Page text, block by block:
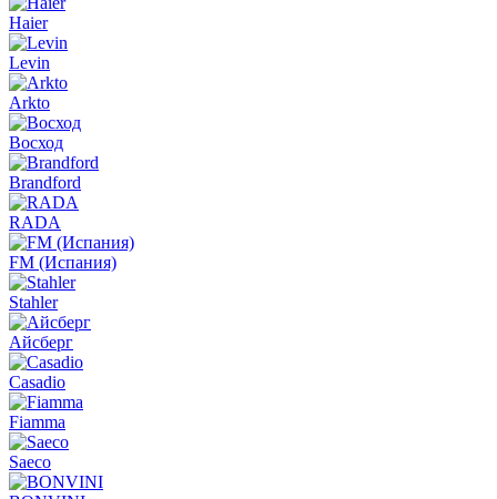
Haier
Levin
Arkto
Восход
Brandford
RADA
FM (Испания)
Stahler
Айсберг
Casadio
Fiamma
Saeco